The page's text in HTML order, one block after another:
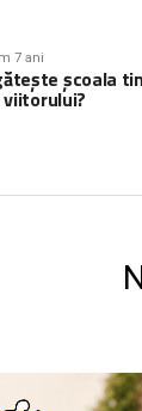
7 ani
școala